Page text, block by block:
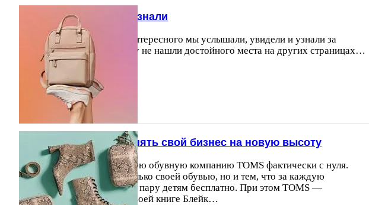
Что интересного мы узнали
Вот что еще полезного и интересного мы услышали, увидели и узнали за
прошедший месяц, но чему не нашли достойного места на других страницах…
26.10.2013
Что поможет вам поднять свой бизнес на новую высоту
Блейк Майкоски создал свою обувную компанию TOMS фактически с нуля.
Компания знаменита не только своей обувью, но и тем, что за каждую
проданную пару она дарит пару детям бесплатно. При этом TOMS —
прибыльная компания. В своей книге Блейк…